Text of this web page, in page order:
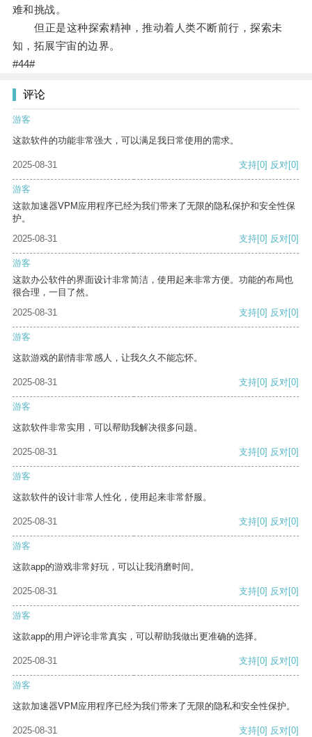
难和挑战。
但正是这种探索精神，推动着人类不断前行，探索未
知，拓展宇宙的边界。
#44#
评论
游客
这款软件的功能非常强大，可以满足我日常使用的需求。
2025-08-31 支持[0] 反对[0]
游客
这款加速器VPM应用程序已经为我们带来了无限的隐私保护和安全性保
护。
2025-08-31
支持[0] 反对[0]
游客
这款办公软件的界面设计非常简洁，使用起来非常方便。功能的布局也
很合理，一目了然。
2025-08-31
支持[0] 反对[0]
游客
这款游戏的剧情非常感人，让我久久不能忘怀。
2025-08-31 支持[0] 反对[0]
游客
这款软件非常实用，可以帮助我解决很多问题。
2025-08-31 支持[0] 反对[0]
游客
这款软件的设计非常人性化，使用起来非常舒服。
2025-08-31 支持[0] 反对[0]
游客
这款app的游戏非常好玩，可以让我消磨时间。
2025-08-31 支持[0] 反对[0]
游客
这款app的用户评论非常真实，可以帮助我做出更准确的选择。
2025-08-31 支持[0] 反对[0]
游客
这款加速器VPM应用程序已经为我们带来了无限的隐私和安全性保护。
2025-08-31 支持[0] 反对[0]